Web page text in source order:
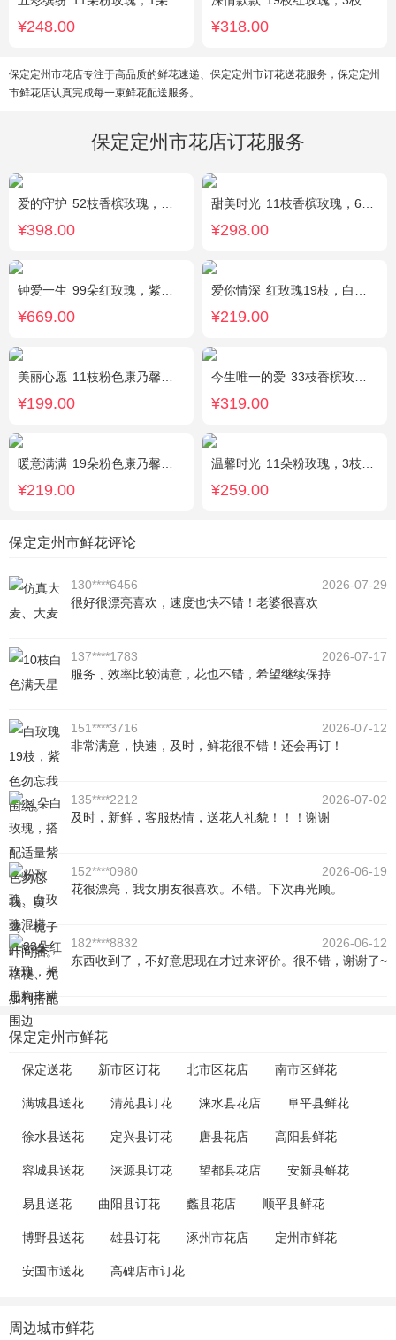
¥248.00 ¥318.00
保定定州市花店专注于高品质的鲜花速递、保定定州市订花送花服务，保定定州
市鲜花店认真完成每一束鲜花配送服务。
保定定州市花店订花服务
爱的守护 52枝香槟玫瑰，外围桔梗
¥398.00
甜美时光 11枝香槟玫瑰，6枝多头白百合，搭配适量尤加利叶装饰
¥298.00
钟爱一生 99朵红玫瑰，紫色勿忘我围边
¥669.00
爱你情深 红玫瑰19枝，白色相思梅、栀子叶搭配
¥219.00
美丽心愿 11枝粉色康乃馨，2枝白色多头香水百合，搭配黄莺满天星
¥199.00
今生唯一的爱 33枝香槟玫瑰，黄莺、满天星丰满，随机赠送2只小熊。
¥319.00
暖意满满 19朵粉色康乃馨，搭配相思梅、黄莺穿插点缀。
¥219.00
温馨时光 11朵粉玫瑰，3枝多头粉百合，黄莺搭配
¥259.00
保定定州市鲜花评论
130****6456
2026-07-29
很好很漂亮喜欢，速度也快不错！老婆很喜欢
137****1783
2026-07-17
服务﹑效率比较满意，花也不错，希望继续保持……
151****3716
2026-07-12
非常满意，快速，及时，鲜花很不错！还会再订！
135****2212
2026-07-02
及时，新鲜，客服热情，送花人礼貌！！！谢谢
152****0980
2026-06-19
花很漂亮，我女朋友很喜欢。不错。下次再光顾。
182****8832
2026-06-12
东西收到了，不好意思现在才过来评价。很不错，谢谢了~
保定定州市鲜花
保定送花 新市区订花 北市区花店 南市区鲜花
满城县送花 清苑县订花 涞水县花店 阜平县鲜花
徐水县送花 定兴县订花 唐县花店 高阳县鲜花
容城县送花 涞源县订花 望都县花店 安新县鲜花
易县送花 曲阳县订花 蠡县花店 顺平县鲜花
博野县送花 雄县订花 涿州市花店 定州市鲜花
安国市送花 高碑店市订花
周边城市鲜花